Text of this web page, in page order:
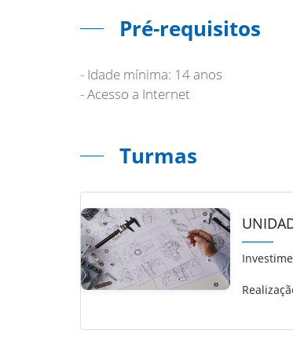
Pré-requisitos
- Idade mínima: 14 anos
- Acesso a Internet
Turmas